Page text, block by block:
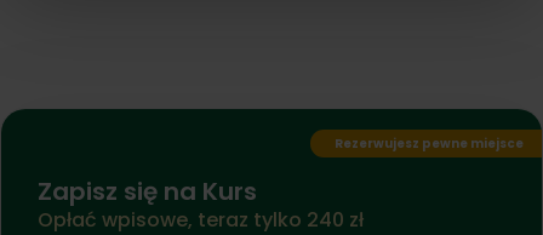
Rezerwujesz pewne miejsce
Zapisz się na Kurs
Opłać wpisowe, teraz tylko 240 zł